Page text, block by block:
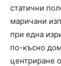
статични
маричани
при една
по-късно
центриране